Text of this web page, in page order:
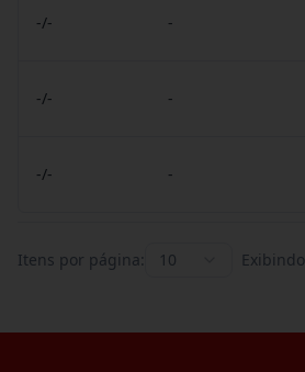
-/- -
-/- -
-/- -
Itens por página: 10 Exibindo